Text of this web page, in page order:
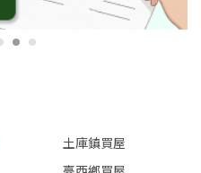
土庫鎮買屋